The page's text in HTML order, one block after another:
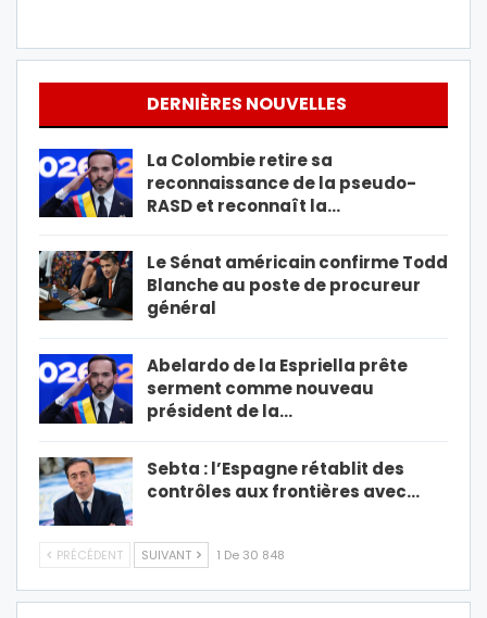
DERNIÈRES NOUVELLES
La Colombie retire sa
reconnaissance de la pseudo-
RASD et reconnaît la…
Le Sénat américain confirme Todd
Blanche au poste de procureur
général
Abelardo de la Espriella prête
serment comme nouveau
président de la…
Sebta : l’Espagne rétablit des
contrôles aux frontières avec…
PRÉCÉDENT SUIVANT 1 De 30 848